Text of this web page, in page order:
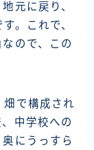
元に戻り、
。これで、
ので、この
で構成され
中学校への
にうっすら